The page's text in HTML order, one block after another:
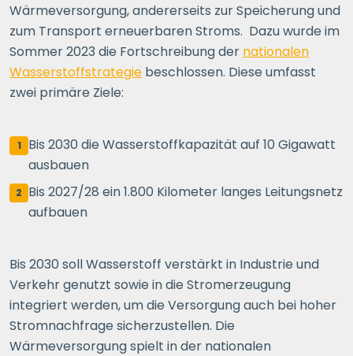
Wärmeversorgung, andererseits zur Speicherung und
zum Transport erneuerbaren Stroms. Dazu wurde im
Sommer 2023 die Fortschreibung der nationalen
Wasserstoffstrategie beschlossen. Diese umfasst
zwei primäre Ziele:
1
Bis 2030 die Wasserstoffkapazität auf 10 Gigawatt
ausbauen
2 Bis 2027/28 ein 1.800 Kilometer langes Leitungsnetz
aufbauen
Bis 2030 soll Wasserstoff verstärkt in Industrie und
Verkehr genutzt sowie in die Stromerzeugung
integriert werden, um die Versorgung auch bei hoher
Stromnachfrage sicherzustellen. Die
Wärmeversorgung spielt in der nationalen